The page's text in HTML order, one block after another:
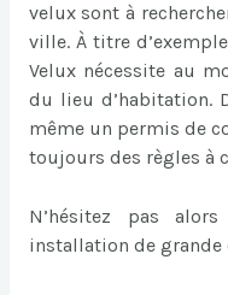
velux sont à
ville. À titre
Velux nécessite au
du lieu d’habitation.
même un permis de
toujours des règles à
N’hésitez pas
installation de grande